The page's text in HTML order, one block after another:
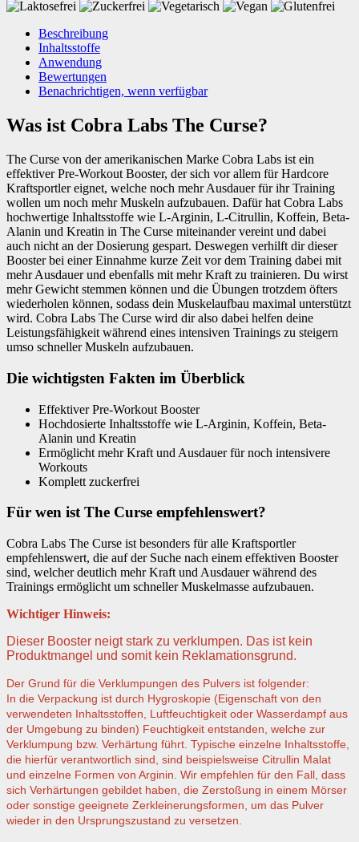
Beschreibung
Inhaltsstoffe
Anwendung
Bewertungen
Benachrichtigen, wenn verfügbar
Was ist Cobra Labs The Curse?
The Curse von der amerikanischen Marke Cobra Labs ist ein
effektiver Pre-Workout Booster, der sich vor allem für Hardcore
Kraftsportler eignet, welche noch mehr Ausdauer für ihr Training
wollen um noch mehr Muskeln aufzubauen. Dafür hat Cobra Labs
hochwertige Inhaltsstoffe wie L-Arginin, L-Citrullin, Koffein, Beta-
Alanin und Kreatin in The Curse miteinander vereint und dabei
auch nicht an der Dosierung gespart. Deswegen verhilft dir dieser
Booster bei einer Einnahme kurze Zeit vor dem Training dabei mit
mehr Ausdauer und ebenfalls mit mehr Kraft zu trainieren. Du wirst
mehr Gewicht stemmen können und die Übungen trotzdem öfters
wiederholen können, sodass dein Muskelaufbau maximal unterstützt
wird. Cobra Labs The Curse wird dir also dabei helfen deine
Leistungsfähigkeit während eines intensiven Trainings zu steigern
umso schneller Muskeln aufzubauen.
Die wichtigsten Fakten im Überblick
Effektiver Pre-Workout Booster
Hochdosierte Inhaltsstoffe wie L-Arginin, Koffein, Beta-
Alanin und Kreatin
Ermöglicht mehr Kraft und Ausdauer für noch intensivere
Workouts
Komplett zuckerfrei
Für wen ist The Curse empfehlenswert?
Cobra Labs The Curse ist besonders für alle Kraftsportler
empfehlenswert, die auf der Suche nach einem effektiven Booster
sind, welcher deutlich mehr Kraft und Ausdauer während des
Trainings ermöglicht um schneller Muskelmasse aufzubauen.
Wichtiger Hinweis:
Dieser Booster neigt stark zu verklumpen. Das ist kein
Produktmangel und somit kein Reklamationsgrund.
Der Grund für die Verklumpungen des Pulvers ist folgender:
In die Verpackung ist durch Hygroskopie (Eigenschaft von den
verwendeten Inhaltsstoffen, Luftfeuchtigkeit oder Wasserdampf aus
der Umgebung zu binden) Feuchtigkeit entstanden, welche zur
Verklumpung bzw. Verhärtung führt. Typische einzelne Inhaltsstoffe,
die hierfür verantwortlich sind, sind beispielsweise Citrullin Malat
und einzelne Formen von Arginin. Wir empfehlen für den Fall, dass
sich Verhärtungen gebildet haben, die Zerstoßung in einem Mörser
oder sonstige geeignete Zerkleinerungsformen, um das Pulver
wieder in den Ursprungszustand zu versetzen